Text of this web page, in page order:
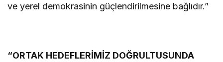
ve yerel demokrasinin güçlendirilmesine bağlıdır.”
“ORTAK HEDEFLERİMİZ DOĞRULTUSUNDA